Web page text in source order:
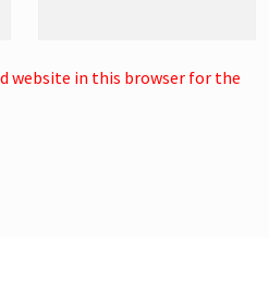
website in this browser for the